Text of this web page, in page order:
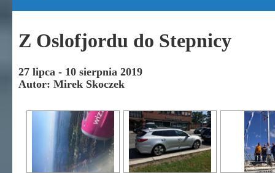
Z Oslofjordu do Stepnicy
27 lipca - 10 sierpnia 2019
Autor: Mirek Skoczek